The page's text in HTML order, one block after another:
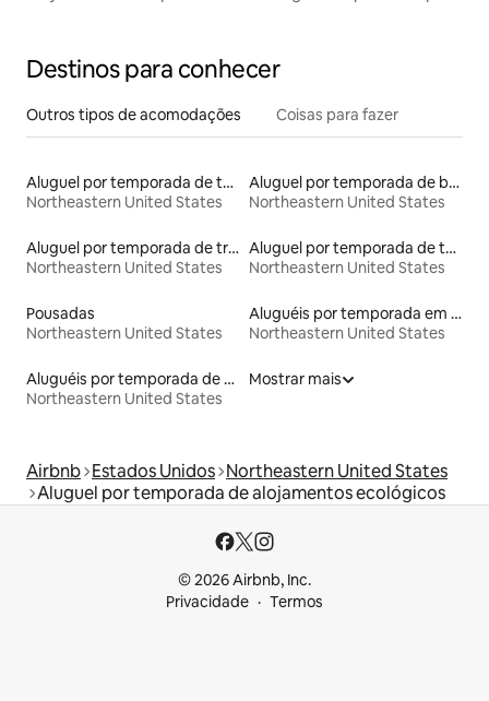
Destinos para conhecer
Outros tipos de acomodações Coisas para fazer
Aluguel por temporada de townhouses
Northeastern United States
Aluguel por temporada de barcos
Northeastern United States
Aluguel por temporada de trens
Northeastern United States
Aluguel por temporada de tendas
Northeastern United States
Pousadas
Northeastern United States
Aluguéis por temporada em resorts
Northeastern United States
Aluguéis por temporada de acomodações de luxo
Northeastern United States
Mostrar mais
Airbnb Estados Unidos Northeastern United States
Aluguel por temporada de alojamentos ecológicos
© 2026 Airbnb, Inc.
Privacidade
Termos